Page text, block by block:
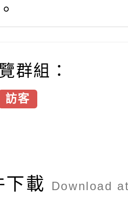
群組：
訪客
下載 Download